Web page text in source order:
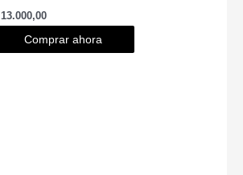
13.000,00
Comprar ahora